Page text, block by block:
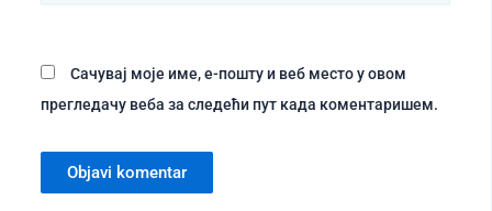
Сачувај моје име, е-пошту и веб место у овом
прегледачу веба за следећи пут када коментаришем.